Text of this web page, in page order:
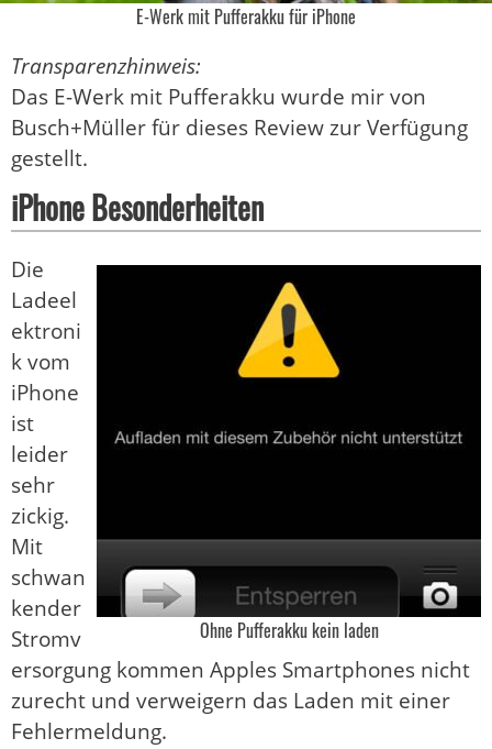
E-Werk mit Pufferakku für iPhone
Transparenzhinweis:
Das E-Werk mit Pufferakku wurde mir von
Busch+Müller für dieses Review zur Verfügung
gestellt.
iPhone Besonderheiten
Ohne Pufferakku kein laden
Die
Ladeel
ektroni
k vom
iPhone
ist
leider
sehr
zickig.
Mit
schwan
kender
Stromv
ersorgung kommen Apples Smartphones nicht
zurecht und verweigern das Laden mit einer
Fehlermeldung.